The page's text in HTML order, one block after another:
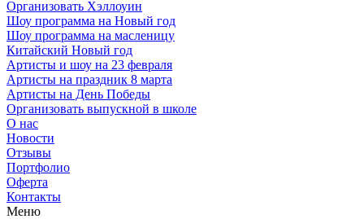
Организовать Хэллоуин
Шоу программа на Новый год
Шоу программа на масленицу
Китайский Новый год
Артисты и шоу на 23 февраля
Артисты на праздник 8 марта
Артисты на День Победы
Организовать выпускной в школе
О нас
Новости
Отзывы
Портфолио
Оферта
Контакты
Меню